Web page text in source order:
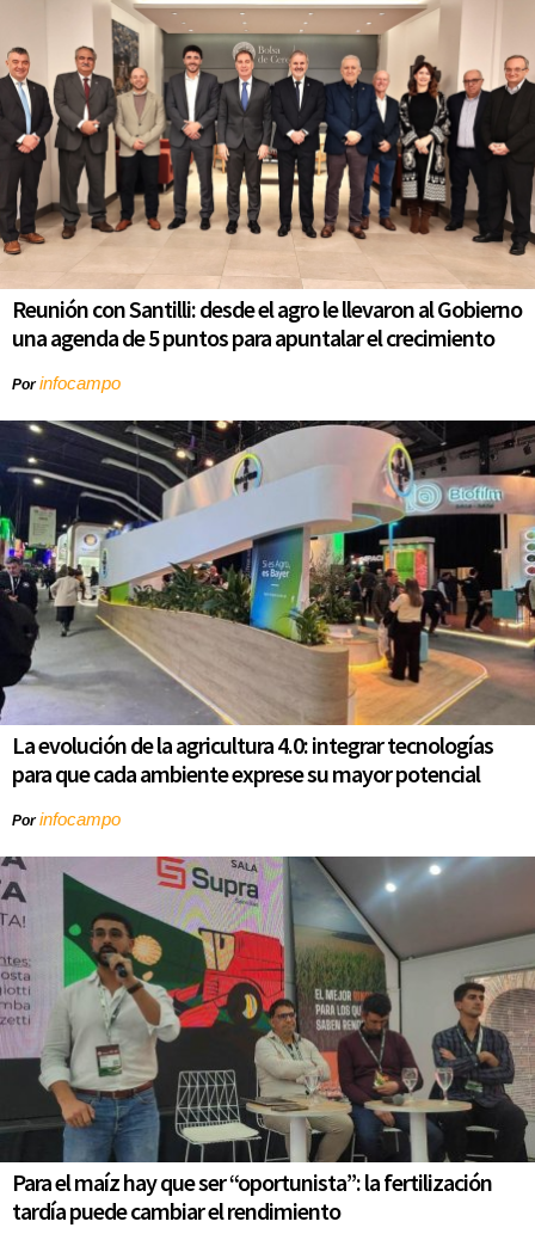
Reunión con Santilli: desde el agro le llevaron al Gobierno
una agenda de 5 puntos para apuntalar el crecimiento
Porinfocampo
La evolución de la agricultura 4.0: integrar tecnologías
para que cada ambiente exprese su mayor potencial
Porinfocampo
Para el maíz hay que ser “oportunista”: la fertilización
tardía puede cambiar el rendimiento